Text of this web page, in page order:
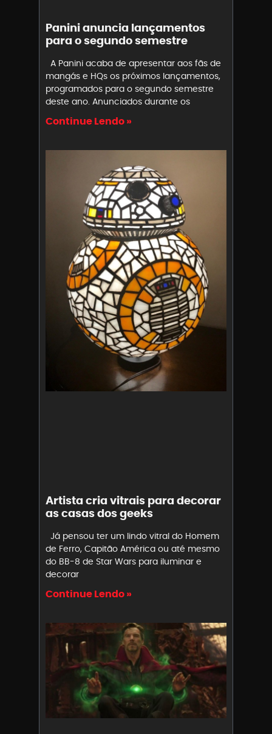
Panini anuncia lançamentos
para o segundo semestre
A Panini acaba de apresentar aos fãs de
mangás e HQs os próximos lançamentos,
programados para o segundo semestre
deste ano. Anunciados durante os
Continue Lendo »
Artista cria vitrais para decorar
as casas dos geeks
Já pensou ter um lindo vitral do Homem
de Ferro, Capitão América ou até mesmo
do BB-8 de Star Wars para iluminar e
decorar
Continue Lendo »